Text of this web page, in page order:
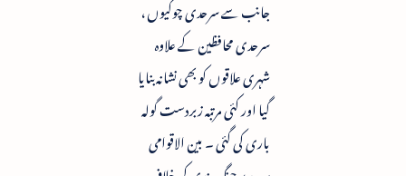
جانب سے سرحدی چوکیوں ،
سرحدی محافظین کے علاوہ
شہری علاقوں کو بھی نشانہ بنایا
گیا اور کئی مرتبہ زبردست گولہ
باری کی گئی ۔ بین الاقوامی